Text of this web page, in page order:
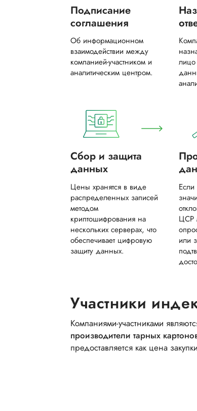
Подписание
соглашения
Об информационном
взаимодействии между
компанией-участником и
аналитическим центром.
Сбор и защита
данных
Цены хранятся в виде
распределенных записей
методом
криптошифрования на
нескольких серверах, что
обеспечивает цифровую
защиту данных.
ЦСР
или
Участники
Компаниями-участниками
производители тарных
предоставляется как цена